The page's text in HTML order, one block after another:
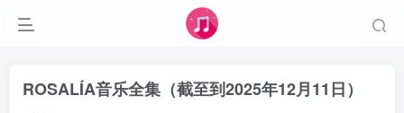
ROSALÍA音乐全集（截至到2025年12月11日）